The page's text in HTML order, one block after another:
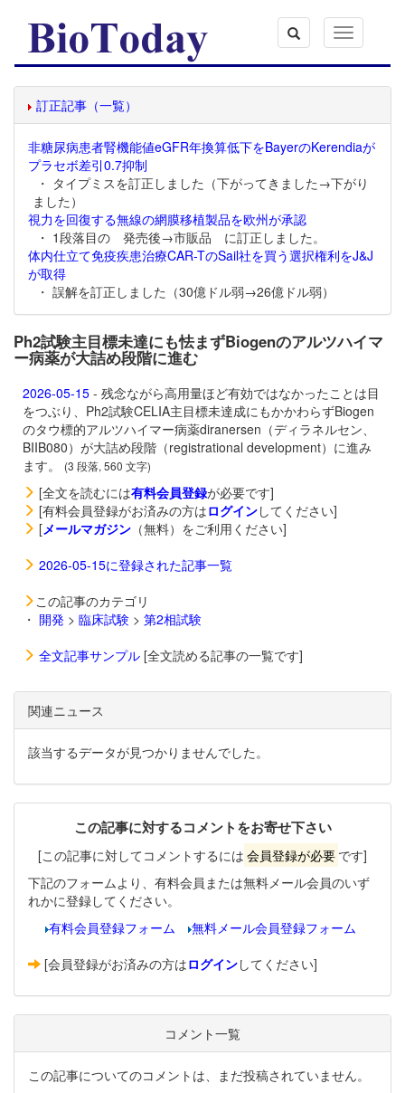
Toggle
navigation
訂正記事（一覧）
非糖尿病患者腎機能値eGFR年換算低下をBayerのKerendiaが
プラセボ差引0.7抑制
・ タイプミスを訂正しました（下がってきました→下がり
ました）
視力を回復する無線の網膜移植製品を欧州が承認
・ 1段落目の 発売後→市販品 に訂正しました。
体内仕立て免疫疾患治療CAR-TのSail社を買う選択権利をJ&J
が取得
・ 誤解を訂正しました（30億ドル弱→26億ドル弱）
Ph2試験主目標未達にも怯まずBiogenのアルツハイマ
ー病薬が大詰め段階に進む
2026-05-15 - 残念ながら高用量ほど有効ではなかったことは目
をつぶり、Ph2試験CELIA主目標未達成にもかかわらずBiogen
のタウ標的アルツハイマー病薬diranersen（ディラネルセン、
BIIB080）が大詰め段階（registrational development）に進み
ます。
(3 段落, 560 文字)
[全文を読むには有料会員登録が必要です]
[有料会員登録がお済みの方はログインしてください]
[メールマガジン （無料）をご利用ください]
2026-05-15に登録された記事一覧
この記事のカテゴリ
・ 開発 > 臨床試験 > 第2相試験
全文記事サンプル [全文読める記事の一覧です]
関連ニュース
該当するデータが見つかりませんでした。
この記事に対するコメントをお寄せ下さい
[この記事に対してコメントするには 会員登録が必要 です]
下記のフォームより、有料会員または無料メール会員のいず
れかに登録してください。
有料会員登録フォーム
無料メール会員登録フォーム
[会員登録がお済みの方はログインしてください]
コメント一覧
この記事についてのコメントは、まだ投稿されていません。